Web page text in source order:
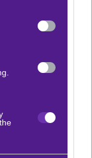
in below Google
ΔΕΣ ΕΔΩ▶️
ΔΕΣ ΕΔΩ ▶️
ΔΕΣ ΕΔΩ ▶️